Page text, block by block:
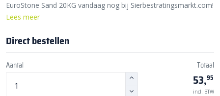
EuroStone Sand 20KG vandaag nog bij Sierbestratingsmarkt.com!
Lees meer
Direct bestellen
Aantal Totaal
53,95
incl. BTW